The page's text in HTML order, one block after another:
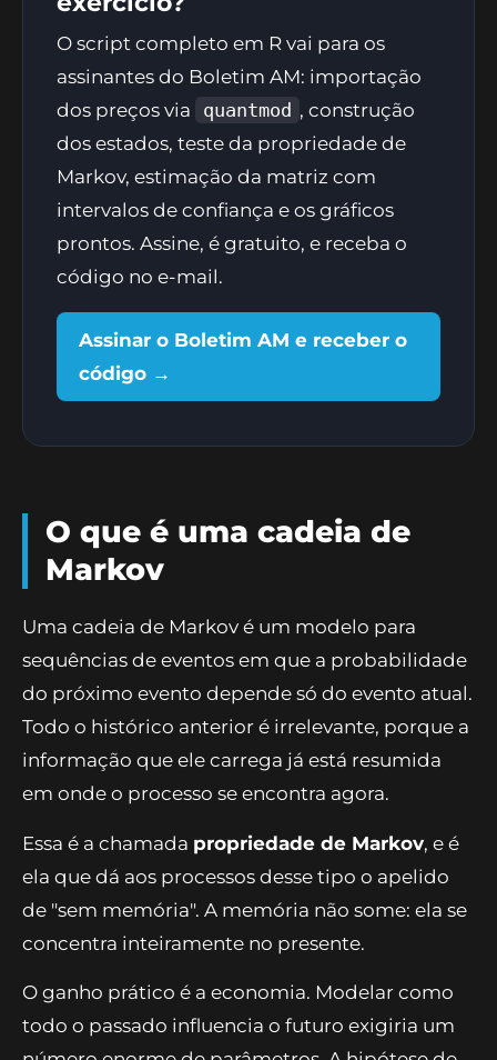
O script completo em R vai para os
assinantes do Boletim AM: importação
dos preços via
quantmod , construção
dos estados, teste da propriedade de
Markov, estimação da matriz com
intervalos de confiança e os gráficos
prontos. Assine, é gratuito, e receba o
código no e-mail.
Assinar o Boletim AM e receber o
código →
O que é uma cadeia de
Markov
Uma cadeia de Markov é um modelo para
sequências de eventos em que a probabilidade
do próximo evento depende só do evento atual.
Todo o histórico anterior é irrelevante, porque a
informação que ele carrega já está resumida
em onde o processo se encontra agora.
Essa é a chamada propriedade de Markov, e é
ela que dá aos processos desse tipo o apelido
de "sem memória". A memória não some: ela se
concentra inteiramente no presente.
O ganho prático é a economia. Modelar como
todo o passado influencia o futuro exigiria um